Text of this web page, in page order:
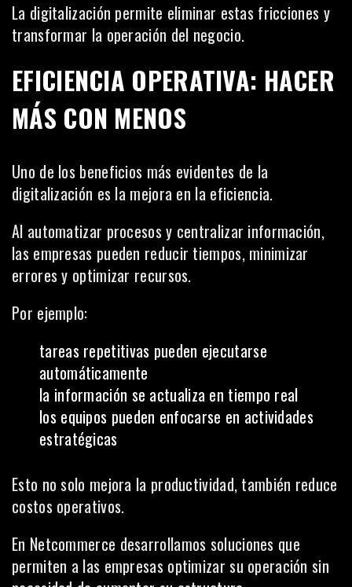
La digitalización permite eliminar estas fricciones y
transformar la operación del negocio.
EFICIENCIA OPERATIVA: HACER
MÁS CON MENOS
Uno de los beneficios más evidentes de la
digitalización es la mejora en la eficiencia.
Al automatizar procesos y centralizar información,
las empresas pueden reducir tiempos, minimizar
errores y optimizar recursos.
Por ejemplo:
tareas repetitivas pueden ejecutarse
automáticamente
la información se actualiza en tiempo real
los equipos pueden enfocarse en actividades
estratégicas
Esto no solo mejora la productividad, también reduce
costos operativos.
En Netcommerce desarrollamos soluciones que
permiten a las empresas optimizar su operación sin